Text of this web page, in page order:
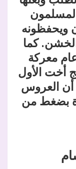
ويحفظونه
الخشن. كما
معركة
أخت الأول
أن العروس
بضغط من